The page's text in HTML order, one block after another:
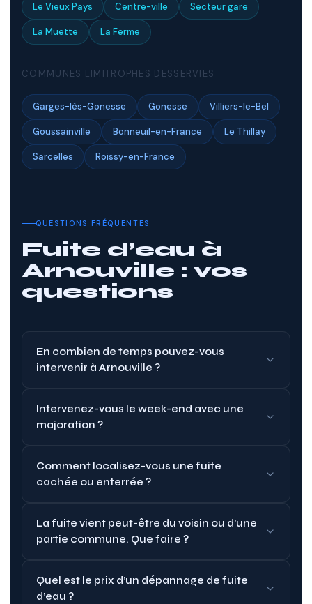
Le Vieux Pays Centre-ville Secteur gare
La Muette La Ferme
COMMUNES LIMITROPHES DESSERVIES
Garges-lès-Gonesse Gonesse Villiers-le-Bel
Goussainville Bonneuil-en-France Le Thillay
Sarcelles Roissy-en-France
QUESTIONS FRÉQUENTES
Fuite d’eau à
Arnouville : vos
questions
En combien de temps pouvez-vous
intervenir à Arnouville ?
Intervenez-vous le week-end avec une
majoration ?
Comment localisez-vous une fuite
cachée ou enterrée ?
La fuite vient peut-être du voisin ou d’une
partie commune. Que faire ?
Quel est le prix d’un dépannage de fuite
d’eau ?